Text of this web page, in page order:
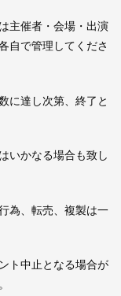
主催者・会場・出演
自で管理してくださ
に達し次第、終了と
いかなる場合も致し
為、転売、複製は一
ト中止となる場合が